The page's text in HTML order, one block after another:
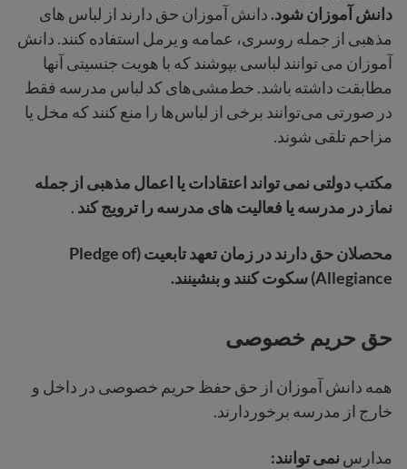
دانش آموزان شود.دانش آموزان حق دارند از لباس های
مذهبی از جمله روسری، عمامه و یرمل استفاده کنند. دانش
آموزان می توانند لباسی بپوشند که با هویت جنسیتی آنها
مطابقت داشته باشد. خط‌مشی‌های کد لباس مدرسه فقط
در صورتی می‌توانند برخی از لباس‌ها را منع کنند که مخل یا
مزاحم تلقی شوند.
مکتب دولتی نمی تواند اعتقادات یا اعمال مذهبی از جمله
نماز در مدرسه یا فعالیت های مدرسه را ترویج کند .
محصلان حق دارند در زمان تعهد تابعیت (Pledge of
Allegiance) سکوت کنند و بنشینند.
حق حریم خصوصی
همه دانش آموزان از حق حفظ حریم خصوصی در داخل و
خارج از مدرسه برخوردارند.
مدارس نمی توانند: